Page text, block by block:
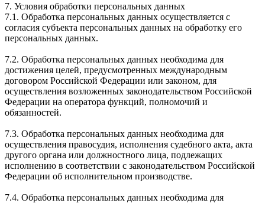
7. Условия обработки персональных данных
7.1. Обработка персональных данных осуществляется с
согласия субъекта персональных данных на обработку его
персональных данных.
7.2. Обработка персональных данных необходима для
достижения целей, предусмотренных международным
договором Российской Федерации или законом, для
осуществления возложенных законодательством Российской
Федерации на оператора функций, полномочий и
обязанностей.
7.3. Обработка персональных данных необходима для
осуществления правосудия, исполнения судебного акта, акта
другого органа или должностного лица, подлежащих
исполнению в соответствии с законодательством Российской
Федерации об исполнительном производстве.
7.4. Обработка персональных данных необходима для